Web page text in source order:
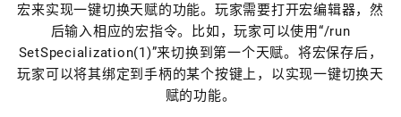
宏来实现一键切换天赋的功能。玩家需要打开宏编辑器，然
后输入相应的宏指令。比如，玩家可以使用“/run
SetSpecialization(1)”来切换到第一个天赋。将宏保存后，
玩家可以将其绑定到手柄的某个按键上，以实现一键切换天
赋的功能。